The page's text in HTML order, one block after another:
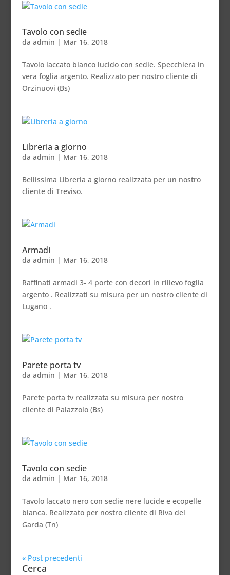
Tavolo con sedie
da admin | Mar 16, 2018
Tavolo laccato bianco lucido con sedie. Specchiera in
vera foglia argento. Realizzato per nostro cliente di
Orzinuovi (Bs)
Libreria a giorno
da admin | Mar 16, 2018
Bellissima Libreria a giorno realizzata per un nostro
cliente di Treviso.
Armadi
da admin | Mar 16, 2018
Raffinati armadi 3- 4 porte con decori in rilievo foglia
argento . Realizzati su misura per un nostro cliente di
Lugano .
Parete porta tv
da admin | Mar 16, 2018
Parete porta tv realizzata su misura per nostro
cliente di Palazzolo (Bs)
Tavolo con sedie
da admin | Mar 16, 2018
Tavolo laccato nero con sedie nere lucide e ecopelle
bianca. Realizzato per nostro cliente di Riva del
Garda (Tn)
« Post precedenti
Cerca